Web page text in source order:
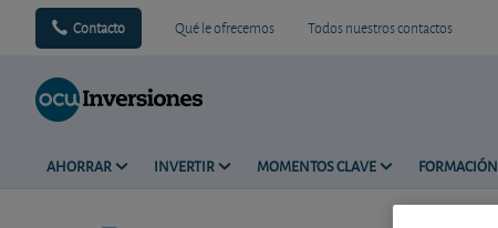
Contacto Qué le ofrecemos Todos nuestros contactos
AHORRAR INVERTIR MOMENTOS CLAVE FORMACIÓN